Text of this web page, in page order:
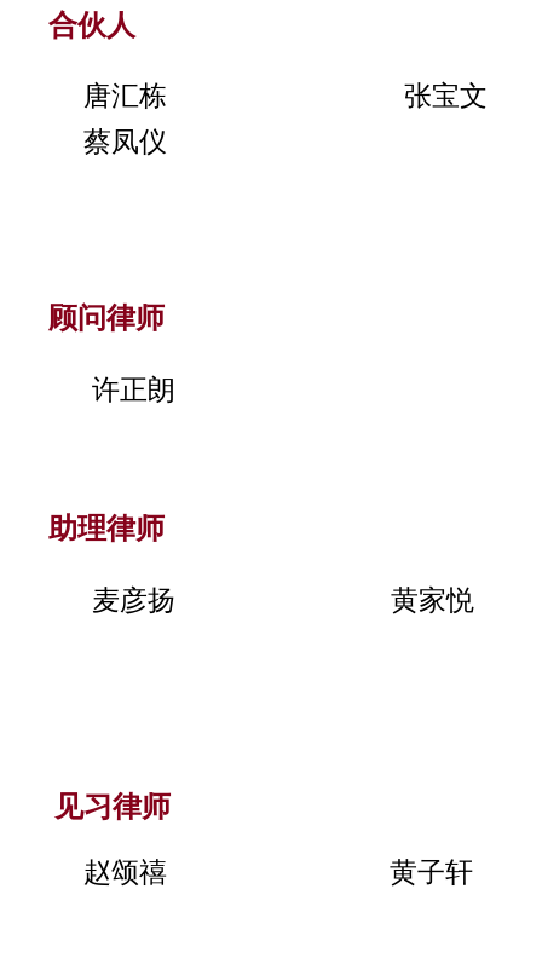
合伙人
唐汇栋
张宝文
蔡凤仪
顾问律师
许正朗
助理律师
麦彦扬 黄家悦
见习律师
赵颂禧 黄子轩